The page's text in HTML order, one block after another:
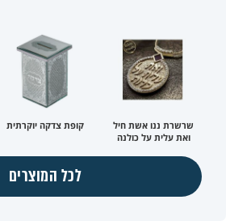
שרשרת ננו אשת חיל
ואת עלית על כולנה
קופת צדקה יוקרתית
לכל המוצרים